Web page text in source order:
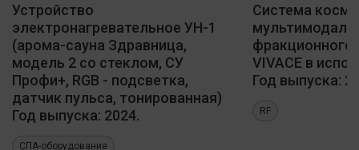
Устройство
электронагревательное УН-1
(арома-сауна Здравница,
модель 2 со стеклом, СУ
Профи+, RGB - подсветка,
датчик пульса, тонированная)
Год выпуска: 2024.
СПА-оборудование
Система
фракционного
VIVACE в
Год выпуска:
RF